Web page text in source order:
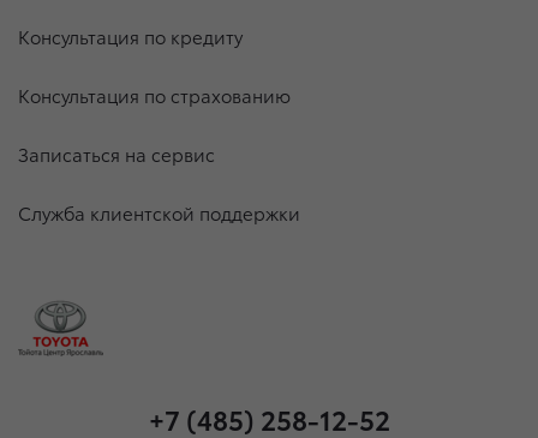
Консультация по кредиту
Консультация по страхованию
Записаться на сервис
Служба клиентской поддержки
+7 (485) 258-12-52